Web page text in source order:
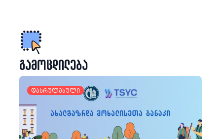
გამოცდილება
დასრულებული